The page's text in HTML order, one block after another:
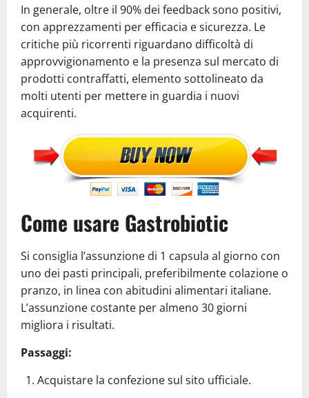
In generale, oltre il 90% dei feedback sono positivi,
con apprezzamenti per efficacia e sicurezza. Le
critiche più ricorrenti riguardano difficoltà di
approvvigionamento e la presenza sul mercato di
prodotti contraffatti, elemento sottolineato da
molti utenti per mettere in guardia i nuovi
acquirenti.
Come usare Gastrobiotic
Si consiglia l’assunzione di 1 capsula al giorno con
uno dei pasti principali, preferibilmente colazione o
pranzo, in linea con abitudini alimentari italiane.
L’assunzione costante per almeno 30 giorni
migliora i risultati.
Passaggi:
Acquistare la confezione sul sito ufficiale.